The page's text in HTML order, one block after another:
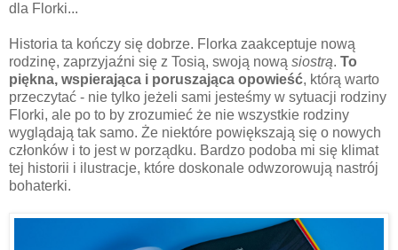
dla Florki...
Historia ta kończy się dobrze. Florka zaakceptuje nową
rodzinę, zaprzyjaźni się z Tosią, swoją nową siostrą. To
piękna, wspierająca i poruszająca opowieść, którą warto
przeczytać - nie tylko jeżeli sami jesteśmy w sytuacji rodziny
Florki, ale po to by zrozumieć że nie wszystkie rodziny
wyglądają tak samo. Że niektóre powiększają się o nowych
członków i to jest w porządku. Bardzo podoba mi się klimat
tej historii i ilustracje, które doskonale odwzorowują nastrój
bohaterki.